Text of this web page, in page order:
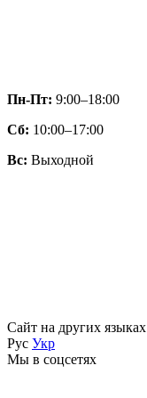
Пн-Пт: 9:00–18:00
Сб: 10:00–17:00
Вс: Выходной
Сайт на других языках
Рус Укр
Мы в соцсетях